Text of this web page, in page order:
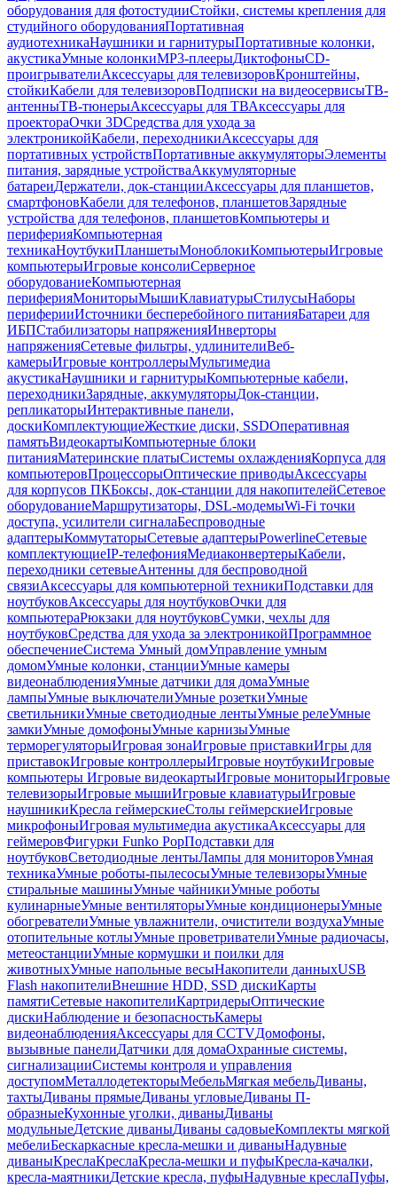
оборудования для фотостудииСтойки, системы крепления для
студийного оборудованияПортативная
аудиотехникаНаушники и гарнитурыПортативные колонки,
акустикаУмные колонкиMP3-плеерыДиктофоныCD-
проигрывателиАксессуары для телевизоровКронштейны,
стойкиКабели для телевизоровПодписки на видеосервисыТВ-
антенныТВ-тюнерыАксессуары для ТВАксессуары для
проектораОчки 3DСредства для ухода за
электроникойКабели, переходникиАксессуары для
портативных устройствПортативные аккумуляторыЭлементы
питания, зарядные устройстваАккумуляторные
батареиДержатели, док-станцииАксессуары для планшетов,
смартфоновКабели для телефонов, планшетовЗарядные
устройства для телефонов, планшетовКомпьютеры и
периферияКомпьютерная
техникаНоутбукиПланшетыМоноблокиКомпьютерыИгровые
компьютерыИгровые консолиСерверное
оборудованиеКомпьютерная
периферияМониторыМышиКлавиатурыСтилусыНаборы
периферииИсточники бесперебойного питанияБатареи для
ИБПСтабилизаторы напряженияИнверторы
напряженияСетевые фильтры, удлинителиВеб-
камерыИгровые контроллерыМультимедиа
акустикаНаушники и гарнитурыКомпьютерные кабели,
переходникиЗарядные, аккумуляторыДок-станции,
репликаторыИнтерактивные панели,
доскиКомплектующиеЖесткие диски, SSDОперативная
памятьВидеокартыКомпьютерные блоки
питанияМатеринские платыСистемы охлажденияКорпуса для
компьютеровПроцессорыОптические приводыАксессуары
для корпусов ПКБоксы, док-станции для накопителейСетевое
оборудованиеМаршрутизаторы, DSL-модемыWi-Fi точки
доступа, усилители сигналаБеспроводные
адаптерыКоммутаторыСетевые адаптерыPowerlineСетевые
комплектующиеIP-телефонияМедиаконвертерыКабели,
переходники сетевыеАнтенны для беспроводной
связиАксессуары для компьютерной техникиПодставки для
ноутбуковАксессуары для ноутбуковОчки для
компьютераРюкзаки для ноутбуковСумки, чехлы для
ноутбуковСредства для ухода за электроникойПрограммное
обеспечениеСистема Умный домУправление умным
домомУмные колонки, станцииУмные камеры
видеонаблюденияУмные датчики для домаУмные
лампыУмные выключателиУмные розеткиУмные
светильникиУмные светодиодные лентыУмные релеУмные
замкиУмные домофоныУмные карнизыУмные
терморегуляторыИгровая зонаИгровые приставкиИгры для
приставокИгровые контроллерыИгровые ноутбукиИгровые
компьютеры Игровые видеокартыИгровые мониторыИгровые
телевизорыИгровые мышиИгровые клавиатурыИгровые
наушникиКресла геймерскиеСтолы геймерскиеИгровые
микрофоныИгровая мультимедиа акустикаАксессуары для
геймеровФигурки Funko PopПодставки для
ноутбуковСветодиодные лентыЛампы для мониторовУмная
техникаУмные роботы-пылесосыУмные телевизорыУмные
стиральные машиныУмные чайникиУмные роботы
кулинарныеУмные вентиляторыУмные кондиционерыУмные
обогревателиУмные увлажнители, очистители воздухаУмные
отопительные котлыУмные проветривателиУмные радиочасы,
метеостанцииУмные кормушки и поилки для
животныхУмные напольные весыНакопители данныхUSB
Flash накопителиВнешние HDD, SSD дискиКарты
памятиСетевые накопителиКартридерыОптические
дискиНаблюдение и безопасностьКамеры
видеонаблюденияАксессуары для CCTVДомофоны,
вызывные панелиДатчики для домаОхранные системы,
сигнализацииСистемы контроля и управления
доступомМеталлодетекторыМебельМягкая мебельДиваны,
тахтыДиваны прямыеДиваны угловыеДиваны П-
образныеКухонные уголки, диваныДиваны
модульныеДетские диваныДиваны садовыеКомплекты мягкой
мебелиБескаркасные кресла-мешки и диваныНадувные
диваныКреслаКреслаКресла-мешки и пуфыКресла-качалки,
кресла-маятникиДетские кресла, пуфыНадувные креслаПуфы,